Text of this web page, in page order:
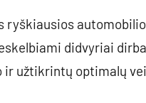
ryškiausios
didvyriai
ir užtikrintų optimalų